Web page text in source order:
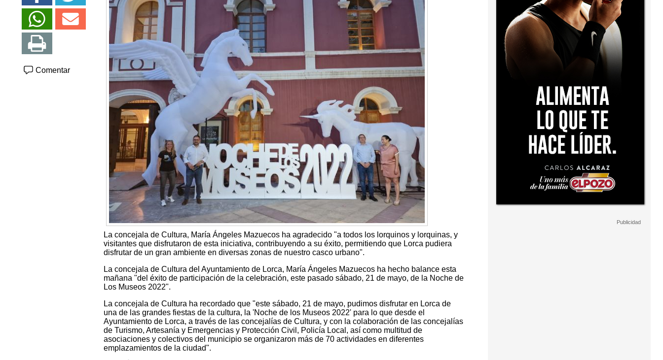
Comentar
La concejala de Cultura, María Ángeles Mazuecos ha agradecido "a todos los lorquinos y lorquinas, y
visitantes que disfrutaron de esta iniciativa, contribuyendo a su éxito, permitiendo que Lorca pudiera
disfrutar de un gran ambiente en diversas zonas de nuestro casco urbano".
La concejala de Cultura del Ayuntamiento de Lorca, María Ángeles Mazuecos ha hecho balance esta
mañana "del éxito de participación de la celebración, este pasado sábado, 21 de mayo, de la Noche de
Los Museos 2022".
La concejala de Cultura ha recordado que "este sábado, 21 de mayo, pudimos disfrutar en Lorca de
una de las grandes fiestas de la cultura, la 'Noche de los Museos 2022' para lo que desde el
Ayuntamiento de Lorca, a través de las concejalías de Cultura, y con la colaboración de las concejalías
de Turismo, Artesanía y Emergencias y Protección Civil, Policía Local, así como multitud de
asociaciones y colectivos del municipio se organizaron más de 70 actividades en diferentes
emplazamientos de la ciudad".